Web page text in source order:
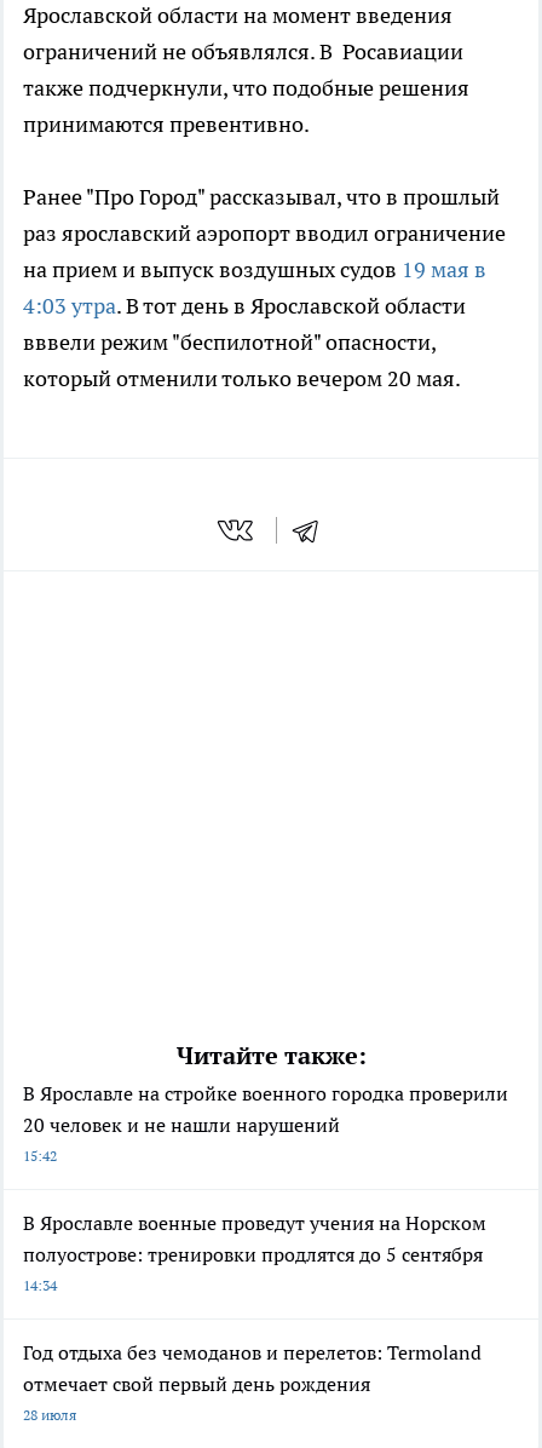
Ярославской области на момент введения
ограничений не объявлялся. В Росавиации
также подчеркнули, что подобные решения
принимаются превентивно.
Ранее "Про Город" рассказывал, что в прошлый
раз ярославский аэропорт вводил ограничение
на прием и выпуск воздушных судов 19 мая в
4:03 утра. В тот день в Ярославской области
вввели режим "беспилотной" опасности,
который отменили только вечером 20 мая.
Читайте также:
В Ярославле на стройке военного городка проверили
20 человек и не нашли нарушений
15:42
В Ярославле военные проведут учения на Норском
полуострове: тренировки продлятся до 5 сентября
14:34
Год отдыха без чемоданов и перелетов: Termoland
отмечает свой первый день рождения
28 июля